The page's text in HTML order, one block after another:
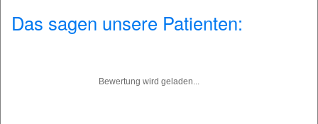
Das sagen unsere Patienten:
Bewertung wird geladen...